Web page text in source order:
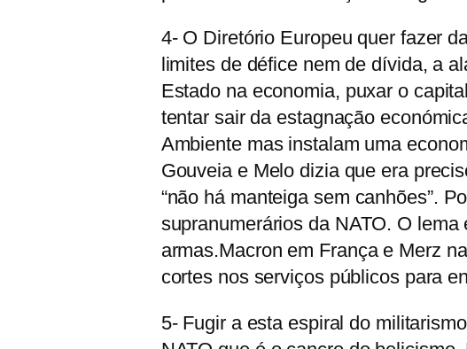
4- O Diretório Europeu quer fazer
limites de défice nem de dívida, a
Estado na economia, puxar o
tentar sair da estagnação
Ambiente mas instalam uma
Gouveia e Melo dizia que era
“não há manteiga sem canhões”.
supranumerários da NATO. O
armas.Macron em França e Merz
cortes nos serviços públicos para
5- Fugir a esta espiral do